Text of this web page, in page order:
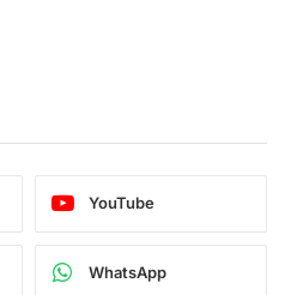
YouTube
WhatsApp